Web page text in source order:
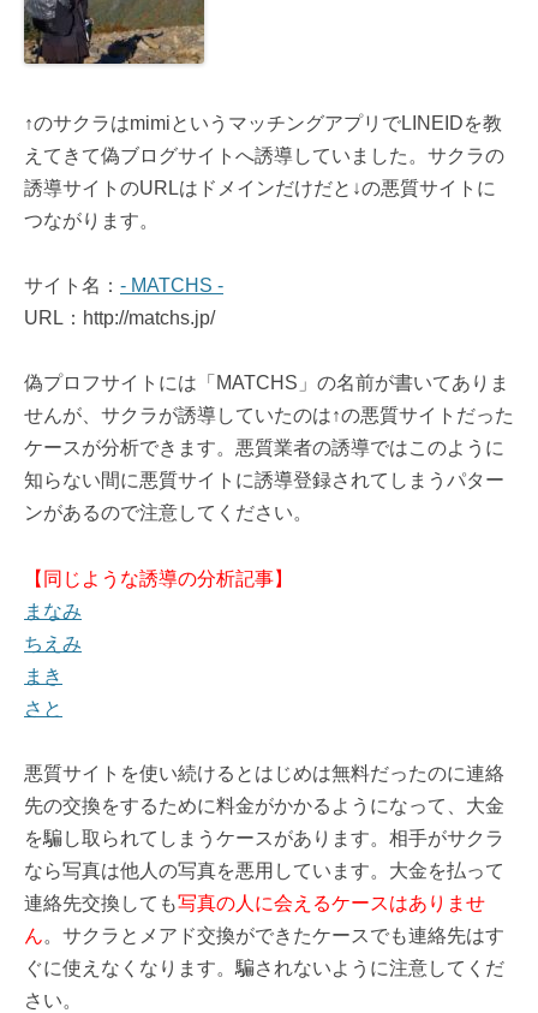
↑のサクラはmimiというマッチングアプリでLINEIDを教
えてきて偽ブログサイトへ誘導していました。サクラの
誘導サイトのURLはドメインだけだと↓の悪質サイトに
つながります。
サイト名： - MATCHS -
URL：http://matchs.jp/
偽プロフサイトには「MATCHS」の名前が書いてありま
せんが、サクラが誘導していたのは↑の悪質サイトだった
ケースが分析できます。悪質業者の誘導ではこのように
知らない間に悪質サイトに誘導登録されてしまうパター
ンがあるので注意してください。
【同じような誘導の分析記事】
まなみ
ちえみ
まき
さと
悪質サイトを使い続けるとはじめは無料だったのに連絡
先の交換をするために料金がかかるようになって、大金
を騙し取られてしまうケースがあります。相手がサクラ
なら写真は他人の写真を悪用しています。大金を払って
連絡先交換しても写真の人に会えるケースはありませ
ん。サクラとメアド交換ができたケースでも連絡先はす
ぐに使えなくなります。騙されないように注意してくだ
さい。